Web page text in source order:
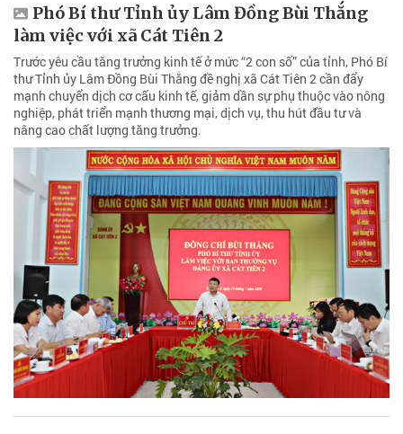
Phó Bí thư Tỉnh ủy Lâm Đồng Bùi Thắng
làm việc với xã Cát Tiên 2
Trước yêu cầu tăng trưởng kinh tế ở mức “2 con số” của tỉnh, Phó Bí
thư Tỉnh ủy Lâm Đồng Bùi Thắng đề nghị xã Cát Tiên 2 cần đẩy
mạnh chuyển dịch cơ cấu kinh tế, giảm dần sự phụ thuộc vào nông
nghiệp, phát triển mạnh thương mại, dịch vụ, thu hút đầu tư và
nâng cao chất lượng tăng trưởng.